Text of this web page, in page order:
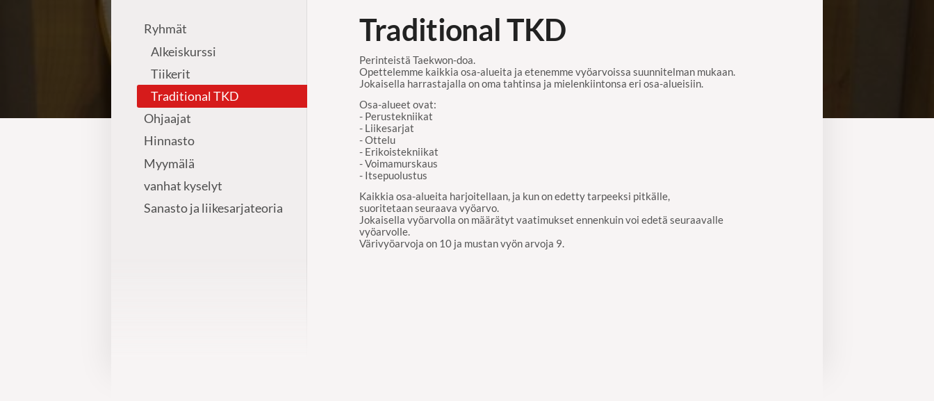
Ryhmät
Alkeiskurssi
Tiikerit
Traditional TKD
Ohjaajat
Hinnasto
Myymälä
vanhat kyselyt
Sanasto ja liikesarjateoria
Traditional TKD
Perinteistä Taekwon-doa.
Opettelemme kaikkia osa-alueita ja etenemme vyöarvoissa suunnitelman mukaan.
Jokaisella harrastajalla on oma tahtinsa ja mielenkiintonsa eri osa-alueisiin.
Osa-alueet ovat:
- Perustekniikat
- Liikesarjat
- Ottelu
- Erikoistekniikat
- Voimamurskaus
- Itsepuolustus
Kaikkia osa-alueita harjoitellaan, ja kun on edetty tarpeeksi pitkälle,
suoritetaan seuraava vyöarvo.
Jokaisella vyöarvolla on määrätyt vaatimukset ennenkuin voi edetä seuraavalle
vyöarvolle.
Värivyöarvoja on 10 ja mustan vyön arvoja 9.